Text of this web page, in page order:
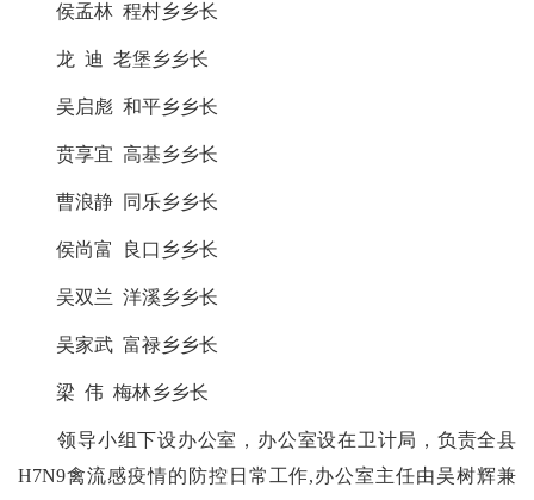
侯孟林 程村乡乡长
龙 迪 老堡乡乡长
吴启彪 和平乡乡长
贲享宜 高基乡乡长
曹浪静 同乐乡乡长
侯尚富 良口乡乡长
吴双兰 洋溪乡乡长
吴家武 富禄乡乡长
梁 伟 梅林乡乡长
领导小组下设办公室，办公室设在卫计局，负责全县
H7N9禽流感疫情的防控日常工作,办公室主任由吴树辉兼